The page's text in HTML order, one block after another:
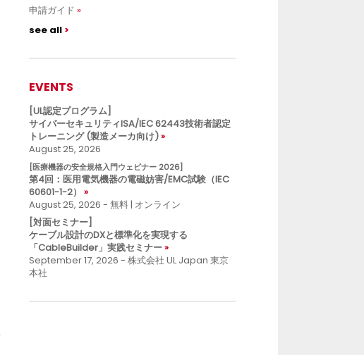
申請ガイド
see all
EVENTS
[UL認定プログラム]
サイバーセキュリティISA/IEC 62443技術者認定
トレーニング (製造メーカ向け)
August 25, 2026
[医療機器の安全規格入門ウェビナー 2026]
第4回：医用電気機器の電磁妨害/EMC試験（IEC
60601-1-2）
August 25, 2026 - 無料 | オンライン
[対面セミナー]
ケーブル設計のDXと標準化を実現する
「CableBuilder」実践セミナー
September 17, 2026 - 株式会社 UL Japan 東京
本社